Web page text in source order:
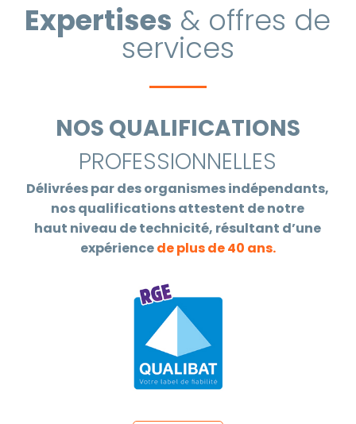
Expertises & offres de
services
NOS QUALIFICATIONS
PROFESSIONNELLES
Délivrées par des organismes indépendants,
nos qualifications attestent de notre
haut niveau de technicité, résultant d’une
expériencede plus de 40 ans.